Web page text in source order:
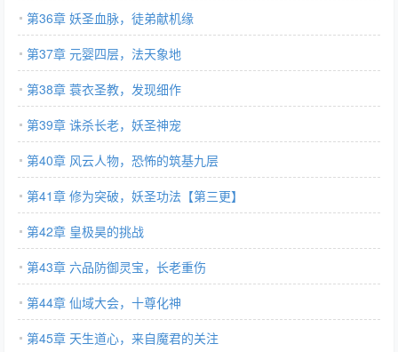
第36章 妖圣血脉，徒弟献机缘
第37章 元婴四层，法天象地
第38章 蓑衣圣教，发现细作
第39章 诛杀长老，妖圣神宠
第40章 风云人物，恐怖的筑基九层
第41章 修为突破，妖圣功法【第三更】
第42章 皇极昊的挑战
第43章 六品防御灵宝，长老重伤
第44章 仙域大会，十尊化神
第45章 天生道心，来自魔君的关注